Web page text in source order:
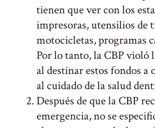
tienen que ver con los
impresoras, utensilios de
motocicletas, programas
Por lo tanto, la CBP violó
al destinar estos fondos
al cuidado de la salud
Después de que la CBP
emergencia, no se